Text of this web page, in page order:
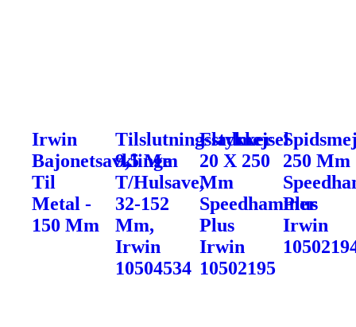
Irwin
Bajonetsavklinge
Til
Metal -
150 Mm
Tilslutningsstykker
9,5 Mm
T/Hulsave,
32-152
Mm,
Irwin
10504534
Fladmejsel
20 X 250
Mm
Speedhammer
Plus
Irwin
10502195
250 Mm
Plus
Irwin